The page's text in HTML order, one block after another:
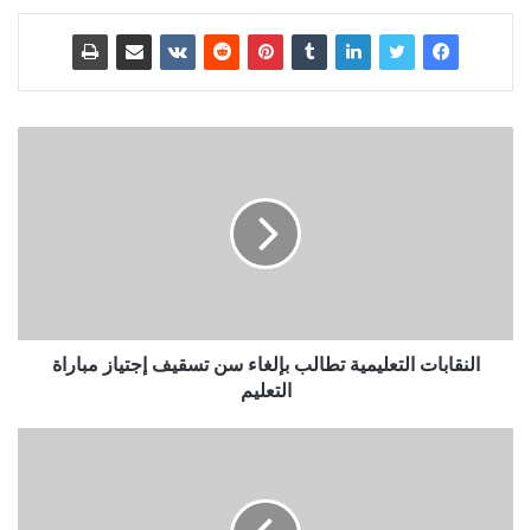
النقابات التعليمية تطالب بإلغاء سن تسقيف إجتياز مباراة
التعليم